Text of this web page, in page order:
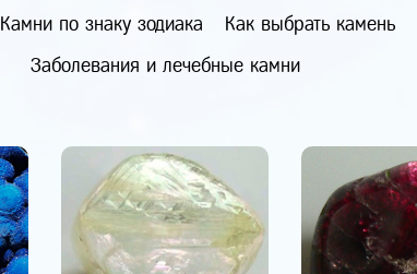
Камни по знаку зодиака Как выбрать камень
Заболевания и лечебные камни